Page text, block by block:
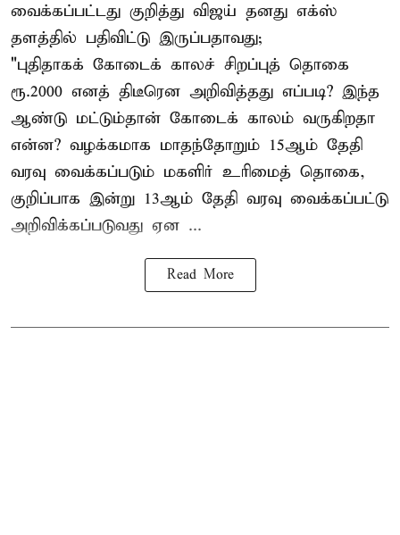
வைக்கப்பட்டது குறித்து விஜய் தனது எக்ஸ்
தளத்தில் பதிவிட்டு இருப்பதாவது;
"புதிதாகக் கோடைக் காலச் சிறப்புத் தொகை
ரூ.2000 எனத் திடீரென அறிவித்தது எப்படி? இந்த
ஆண்டு மட்டும்தான் கோடைக் காலம் வருகிறதா
என்ன? வழக்கமாக மாதந்தோறும் 15ஆம் தேதி
வரவு வைக்கப்படும் மகளிர் உரிமைத் தொகை,
குறிப்பாக இன்று 13ஆம் தேதி வரவு வைக்கப்பட்டு
அறிவிக்கப்படுவது ஏன ...
Read More